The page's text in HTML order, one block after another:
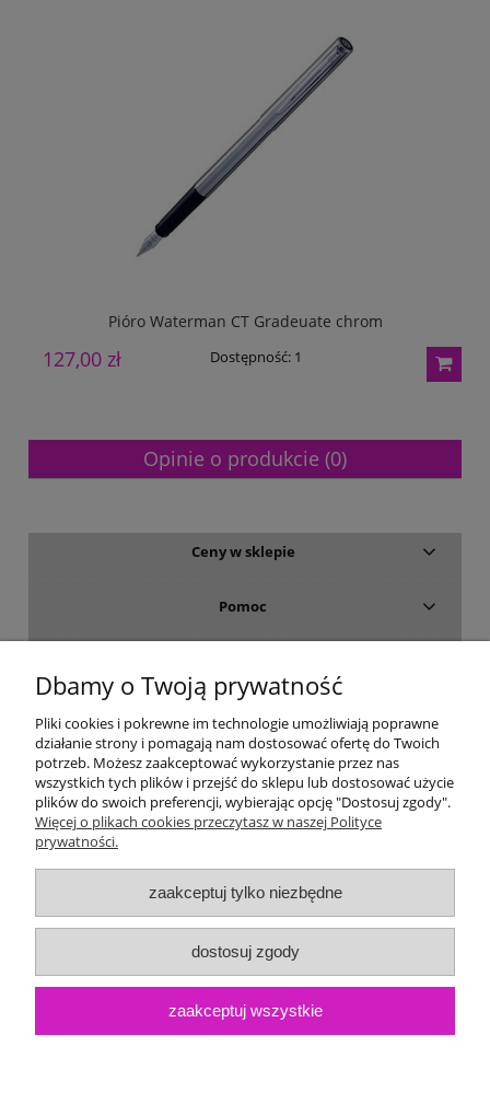
Pióro Waterman CT Gradeuate chrom
127,00 zł Dostępność: 1
Opinie o produkcie (0)
Ceny w sklepie
Pomoc
Moje konto
Gwarancja i zwroty
O firmie
Dbamy o Twoją prywatność
Pliki cookies i pokrewne im technologie umożliwiają poprawne
działanie strony i pomagają nam dostosować ofertę do Twoich
potrzeb. Możesz zaakceptować wykorzystanie przez nas
wszystkich tych plików i przejść do sklepu lub dostosować użycie
plików do swoich preferencji, wybierając opcję "Dostosuj zgody".
Więcej o plikach cookies przeczytasz w naszej Polityce
prywatności.
zaakceptuj tylko niezbędne
dostosuj zgody
zaakceptuj wszystkie